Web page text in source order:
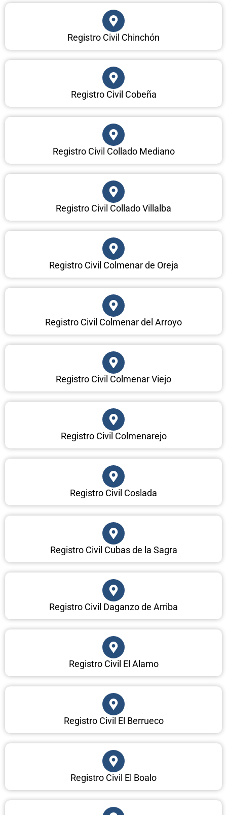
Registro Civil Chinchón
Registro Civil Cobeña
Registro Civil Collado Mediano
Registro Civil Collado Villalba
Registro Civil Colmenar de Oreja
Registro Civil Colmenar del Arroyo
Registro Civil Colmenar Viejo
Registro Civil Colmenarejo
Registro Civil Coslada
Registro Civil Cubas de la Sagra
Registro Civil Daganzo de Arriba
Registro Civil El Alamo
Registro Civil El Berrueco
Registro Civil El Boalo